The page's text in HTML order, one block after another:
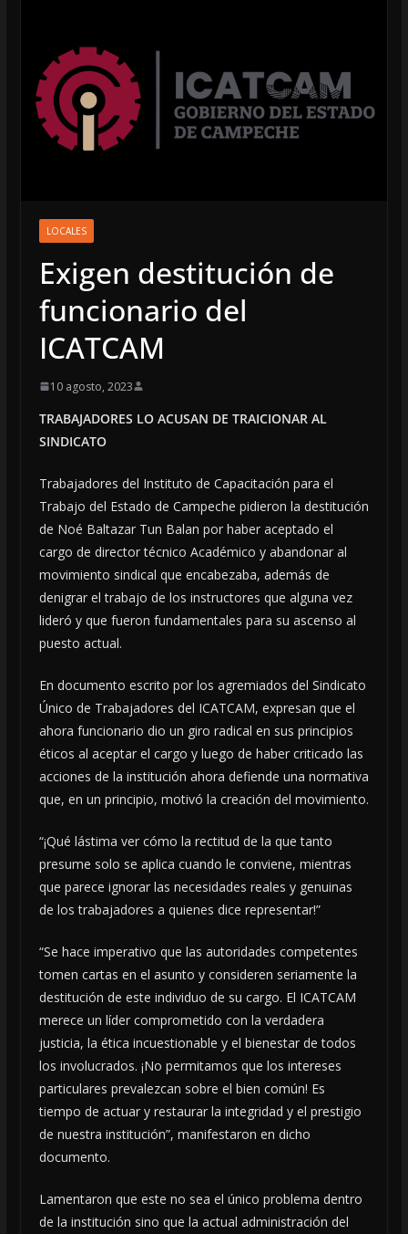
LOCALES
Exigen destitución de
funcionario del
ICATCAM
10 agosto, 2023
TRABAJADORES LO ACUSAN DE TRAICIONAR AL
SINDICATO
Trabajadores del Instituto de Capacitación para el
Trabajo del Estado de Campeche pidieron la destitución
de Noé Baltazar Tun Balan por haber aceptado el
cargo de director técnico Académico y abandonar al
movimiento sindical que encabezaba, además de
denigrar el trabajo de los instructores que alguna vez
lideró y que fueron fundamentales para su ascenso al
puesto actual.
En documento escrito por los agremiados del Sindicato
Único de Trabajadores del ICATCAM, expresan que el
ahora funcionario dio un giro radical en sus principios
éticos al aceptar el cargo y luego de haber criticado las
acciones de la institución ahora defiende una normativa
que, en un principio, motivó la creación del movimiento.
“¡Qué lástima ver cómo la rectitud de la que tanto
presume solo se aplica cuando le conviene, mientras
que parece ignorar las necesidades reales y genuinas
de los trabajadores a quienes dice representar!”
“Se hace imperativo que las autoridades competentes
tomen cartas en el asunto y consideren seriamente la
destitución de este individuo de su cargo. El ICATCAM
merece un líder comprometido con la verdadera
justicia, la ética incuestionable y el bienestar de todos
los involucrados. ¡No permitamos que los intereses
particulares prevalezcan sobre el bien común! Es
tiempo de actuar y restaurar la integridad y el prestigio
de nuestra institución”, manifestaron en dicho
documento.
Lamentaron que este no sea el único problema dentro
de la institución sino que la actual administración del